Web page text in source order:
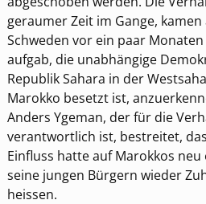
geraumer Zeit im Gange,
Schweden vor ein paar
aufgab, die unabhängige
Republik Sahara in der
Marokko besetzt ist,
Anders Ygeman, der für die
verantwortlich ist, bestreitet,
Einfluss hatte auf Marokkos
seine jungen Bürgern wieder
heissen.